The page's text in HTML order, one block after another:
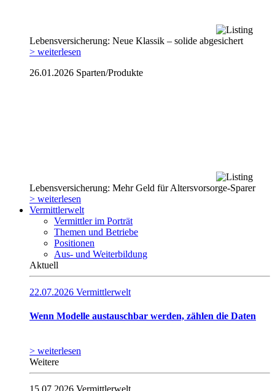
Lebensversicherung: Neue Klassik – solide abgesichert
> weiterlesen
26.01.2026 Sparten/Produkte
Lebensversicherung: Mehr Geld für Altersvorsorge-Sparer
> weiterlesen
Vermittlerwelt
Vermittler im Porträt
Themen und Betriebe
Positionen
Aus- und Weiterbildung
Aktuell
22.07.2026 Vermittlerwelt
Wenn Modelle austauschbar werden, zählen die Daten
> weiterlesen
Weitere